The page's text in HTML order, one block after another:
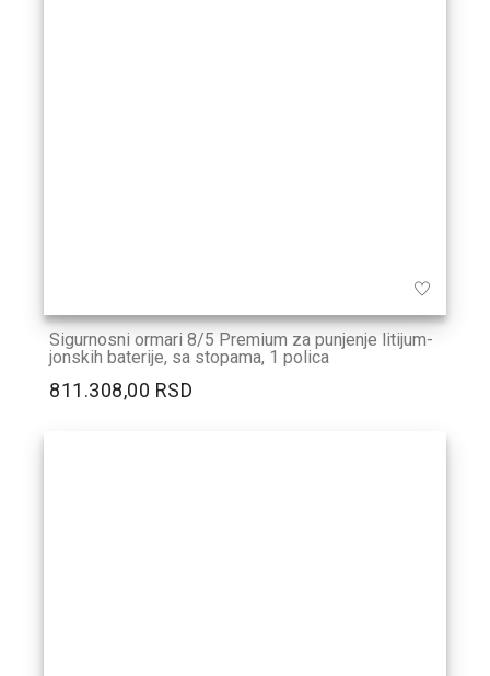
Sigurnosni ormari 8/5 Premium za punjenje litijum-
jonskih baterije, sa stopama, 1 polica
811.308,00 RSD